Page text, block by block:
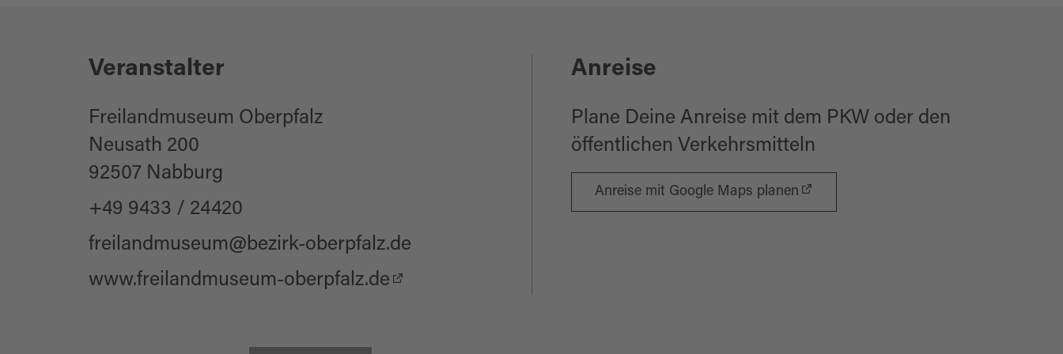
Zielgruppe Erwachsene
Zielgruppe Senioren
für Gruppen
Veranstalter
Freilandmuseum Oberpfalz
Neusath 200
92507 Nabburg
+49 9433 / 24420
freilandmuseum@bezirk-oberpfalz.de
www.freilandmuseum-oberpfalz.de
Anreise
Plane Deine Anreise mit dem PKW oder den
öffentlichen Verkehrsmitteln
Anreise mit Google Maps planen